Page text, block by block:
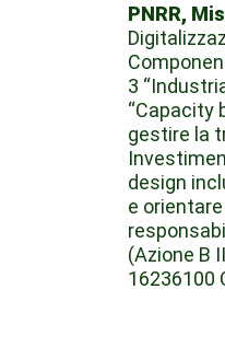
PNRR,
3
“Capacity
gestire la
design
e
(Azione B
16236100